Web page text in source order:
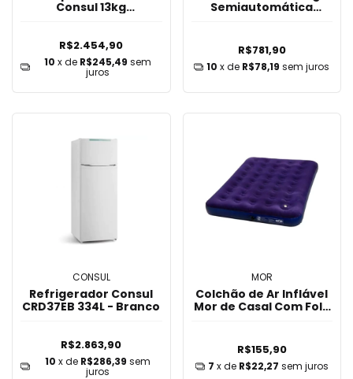
Consul 13kg
R$2.454,90
10 x de R$245,49 sem
juros
Semiautomática
R$781,90
10 x de R$78,19 sem juros
CONSUL
Refrigerador Consul
CRD37EB 334L - Branco
R$2.863,90
10 x de R$286,39 sem
juros
MOR
Colchão de Ar Inflável
Mor de Casal Com Fole
R$155,90
7 x de R$22,27 sem juros